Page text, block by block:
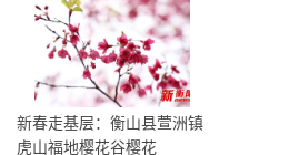
新春走基层：衡山县萱洲镇
虎山福地樱花谷樱花